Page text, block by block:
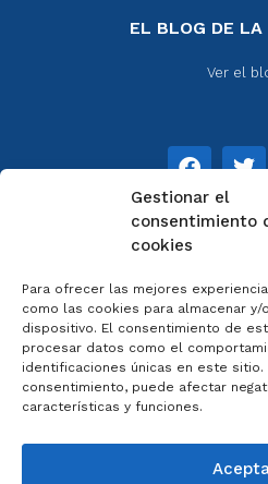
Gestionar el
consentimiento
cookies
Para ofrecer las mejores
como las cookies para almacenar
dispositivo. El consentimiento de
procesar datos como el
identificaciones únicas en este
consentimiento, puede afectar
características y funciones.
EL BLOG DE LA
Ver el
Aviso
Política de
Condiciones